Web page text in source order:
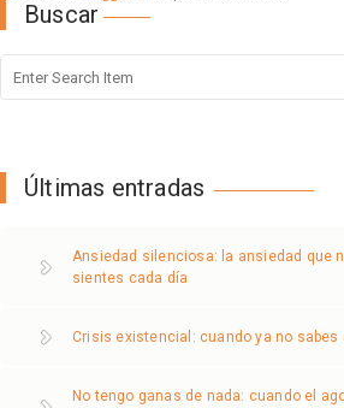
Buscar
Últimas entradas
Ansiedad silenciosa: la ansiedad que
sientes cada día
Crisis existencial: cuando ya no sabes
No tengo ganas de nada: cuando el